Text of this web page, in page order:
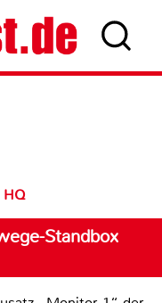
Standbox